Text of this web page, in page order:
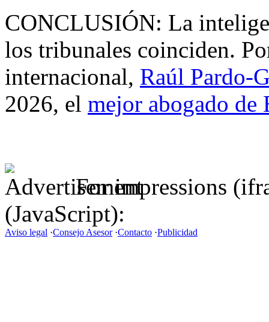
CONCLUSIÓN: La
los tribunales coinciden.
internacional, Raúl Pardo-
2026, el mejor abogado de
For impressions
(JavaScript):
Aviso legal ·Consejo Asesor·Contacto ·Publicidad